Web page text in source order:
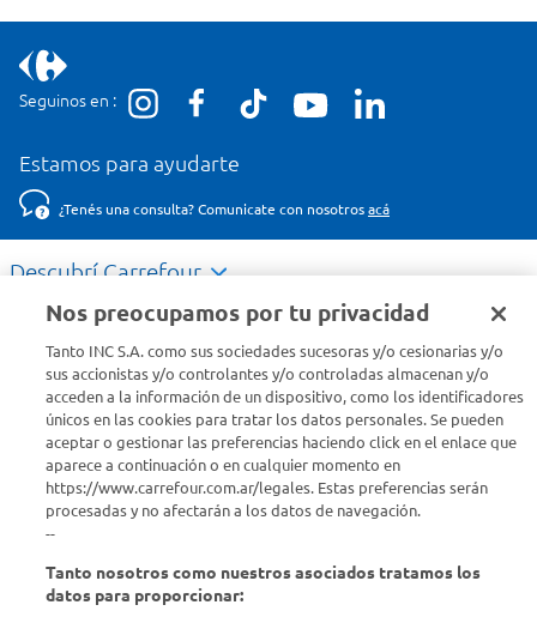
Seguinos en :
Estamos para ayudarte
¿Tenés una consulta? Comunicate con nosotros acá
Descubrí Carrefour
Info útil
Comprá Online
Enterate de nuestras ofertas
que nadie.
Nos preocupamos por tu privacidad
Tanto INC S.A. como sus sociedades sucesoras y/o cesionarias y/o
sus accionistas y/o controlantes y/o controladas almacenan y/o
acceden a la información de un dispositivo, como los identificadores
únicos en las cookies para tratar los datos personales. Se pueden
aceptar o gestionar las preferencias haciendo click en el enlace que
aparece a continuación o en cualquier momento en
https://www.carrefour.com.ar/legales. Estas preferencias serán
procesadas y no afectarán a los datos de navegación.
--
Tanto nosotros como nuestros asociados tratamos los
datos para proporcionar: